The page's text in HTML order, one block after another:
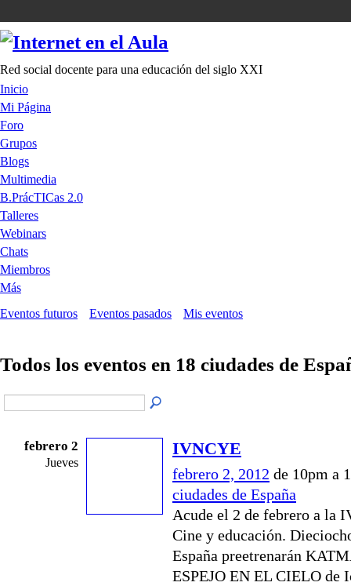
Red social docente para una educación del siglo XXI
Inicio
Mi Página
Foro
Grupos
Blogs
Multimedia
B.PrácTICas 2.0
Talleres
Webinars
Chats
Miembros
Más
Eventos futuros
Eventos pasados Mis eventos
Todos los eventos en 18 ciudades de
febrero 2
Jueves
IVNCYE
febrero 2, 2012 de 10pm a
ciudades de España
Acude el 2 de febrero a la
Cine y educación.
España preetrenarán
ESPEJO EN EL CIELO de